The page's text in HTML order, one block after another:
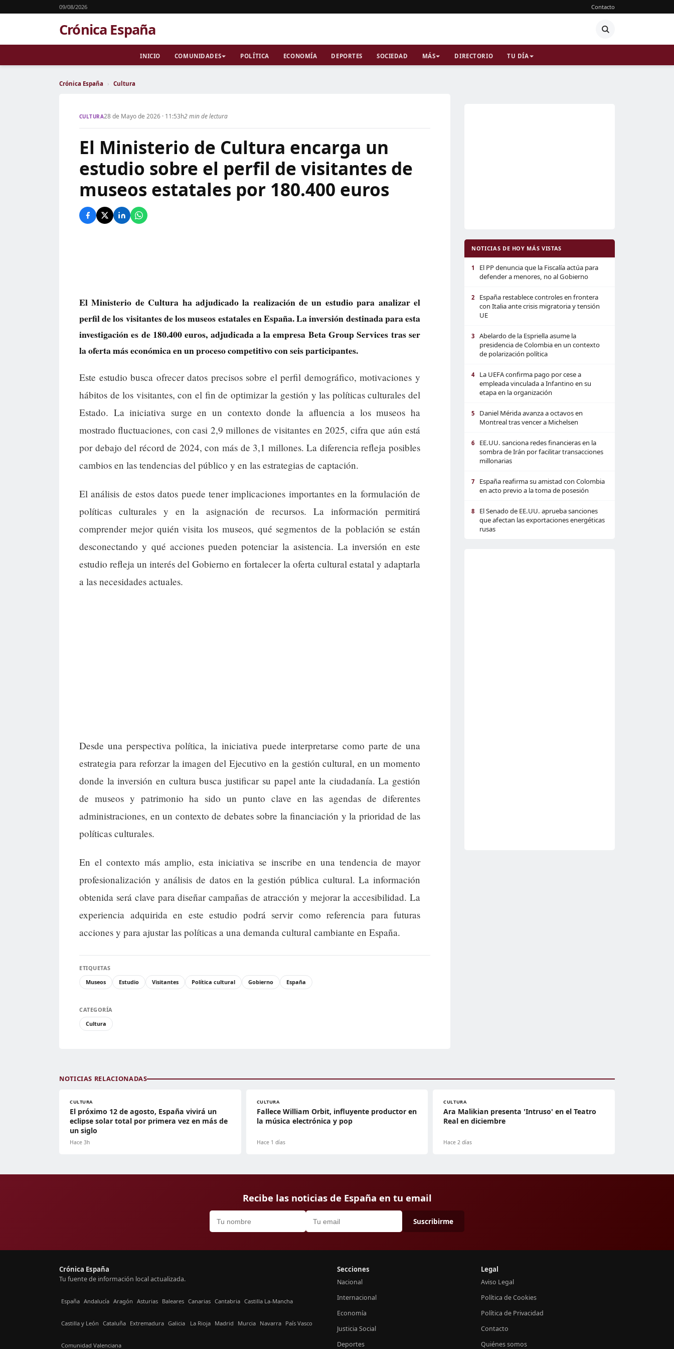
09/08/2026 Contacto
Crónica España
INICIO COMUNIDADES POLÍTICA ECONOMÍA DEPORTES SOCIEDAD MÁS DIRECTORIO TU DÍA
Crónica España › Cultura
CULTURA28 de Mayo de 2026 · 11:53h2 min de lectura
El Ministerio de Cultura encarga un
estudio sobre el perfil de visitantes de
museos estatales por 180.400 euros
El Ministerio de Cultura ha adjudicado la realización de un estudio para analizar el
perfil de los visitantes de los museos estatales en España. La inversión destinada para esta
investigación es de 180.400 euros, adjudicada a la empresa Beta Group Services tras ser
la oferta más económica en un proceso competitivo con seis participantes.
Este estudio busca ofrecer datos precisos sobre el perfil demográfico, motivaciones y
hábitos de los visitantes, con el fin de optimizar la gestión y las políticas culturales del
Estado. La iniciativa surge en un contexto donde la afluencia a los museos ha
mostrado fluctuaciones, con casi 2,9 millones de visitantes en 2025, cifra que aún está
por debajo del récord de 2024, con más de 3,1 millones. La diferencia refleja posibles
cambios en las tendencias del público y en las estrategias de captación.
El análisis de estos datos puede tener implicaciones importantes en la formulación de
políticas culturales y en la asignación de recursos. La información permitirá
comprender mejor quién visita los museos, qué segmentos de la población se están
desconectando y qué acciones pueden potenciar la asistencia. La inversión en este
estudio refleja un interés del Gobierno en fortalecer la oferta cultural estatal y adaptarla
a las necesidades actuales.
Desde una perspectiva política, la iniciativa puede interpretarse como parte de una
estrategia para reforzar la imagen del Ejecutivo en la gestión cultural, en un momento
donde la inversión en cultura busca justificar su papel ante la ciudadanía. La gestión
de museos y patrimonio ha sido un punto clave en las agendas de diferentes
administraciones, en un contexto de debates sobre la financiación y la prioridad de las
políticas culturales.
En el contexto más amplio, esta iniciativa se inscribe en una tendencia de mayor
profesionalización y análisis de datos en la gestión pública cultural. La información
obtenida será clave para diseñar campañas de atracción y mejorar la accesibilidad. La
experiencia adquirida en este estudio podrá servir como referencia para futuras
acciones y para ajustar las políticas a una demanda cultural cambiante en España.
ETIQUETAS
Museos
Estudio Visitantes Política cultural Gobierno España
CATEGORÍA
Cultura
NOTICIAS DE HOY MÁS VISTAS
1
El PP denuncia que la Fiscalía actúa para
defender a menores, no al Gobierno
2
España restablece controles en frontera
con Italia ante crisis migratoria y tensión
UE
3
Abelardo de la Espriella asume la
presidencia de Colombia en un contexto
de polarización política
4
La UEFA confirma pago por cese a
empleada vinculada a Infantino en su
etapa en la organización
5
Daniel Mérida avanza a octavos en
Montreal tras vencer a Michelsen
6
EE.UU. sanciona redes financieras en la
sombra de Irán por facilitar transacciones
millonarias
7
España reafirma su amistad con Colombia
en acto previo a la toma de posesión
8
El Senado de EE.UU. aprueba sanciones
que afectan las exportaciones energéticas
rusas
NOTICIAS RELACIONADAS
CULTURA
El próximo 12 de agosto, España vivirá un
eclipse solar total por primera vez en más de
un siglo
Hace 3h
CULTURA
Fallece William Orbit, influyente productor en
la música electrónica y pop
Hace 1 días
CULTURA
Ara Malikian presenta 'Intruso' en el Teatro
Real en diciembre
Hace 2 días
Recibe las noticias de España en tu email
Suscribirme
Crónica España
Tu fuente de información local actualizada.
España Andalucía Aragón Asturias Baleares Canarias Cantabria Castilla La-Mancha
Castilla y León Cataluña Extremadura Galicia La Rioja Madrid Murcia Navarra País Vasco
Comunidad Valenciana
Secciones
Nacional
Internacional
Economía
Justicia Social
Deportes
Legal
Aviso Legal
Política de Cookies
Política de Privacidad
Contacto
Quiénes somos